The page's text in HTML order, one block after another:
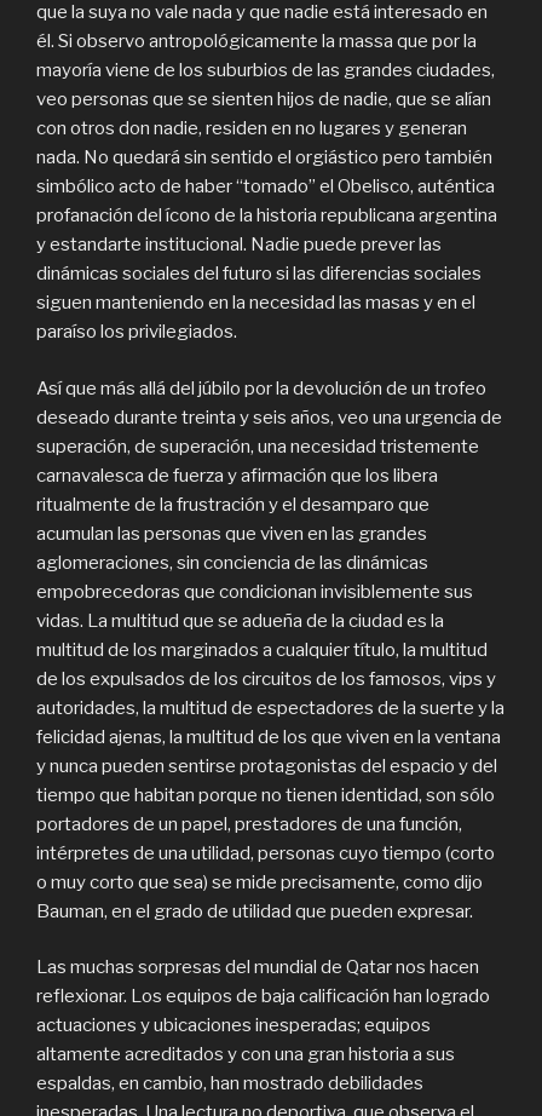
que la suya no vale nada y que nadie está interesado en
él. Si observo antropológicamente la massa que por la
mayoría viene de los suburbios de las grandes ciudades,
veo personas que se sienten hijos de nadie, que se alían
con otros don nadie, residen en no lugares y generan
nada. No quedará sin sentido el orgiástico pero también
simbólico acto de haber “tomado” el Obelisco, auténtica
profanación del ícono de la historia republicana argentina
y estandarte institucional. Nadie puede prever las
dinámicas sociales del futuro si las diferencias sociales
siguen manteniendo en la necesidad las masas y en el
paraíso los privilegiados.
Así que más allá del júbilo por la devolución de un trofeo
deseado durante treinta y seis años, veo una urgencia de
superación, de superación, una necesidad tristemente
carnavalesca de fuerza y afirmación que los libera
ritualmente de la frustración y el desamparo que
acumulan las personas que viven en las grandes
aglomeraciones, sin conciencia de las dinámicas
empobrecedoras que condicionan invisiblemente sus
vidas. La multitud que se adueña de la ciudad es la
multitud de los marginados a cualquier título, la multitud
de los expulsados de los circuitos de los famosos, vips y
autoridades, la multitud de espectadores de la suerte y la
felicidad ajenas, la multitud de los que viven en la ventana
y nunca pueden sentirse protagonistas del espacio y del
tiempo que habitan porque no tienen identidad, son sólo
portadores de un papel, prestadores de una función,
intérpretes de una utilidad, personas cuyo tiempo (corto
o muy corto que sea) se mide precisamente, como dijo
Bauman, en el grado de utilidad que pueden expresar.
Las muchas sorpresas del mundial de Qatar nos hacen
reflexionar. Los equipos de baja calificación han logrado
actuaciones y ubicaciones inesperadas; equipos
altamente acreditados y con una gran historia a sus
espaldas, en cambio, han mostrado debilidades